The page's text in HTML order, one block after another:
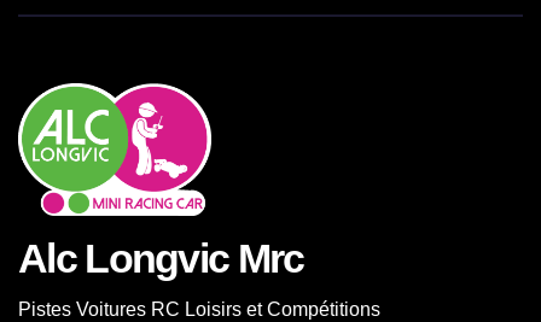
Alc Longvic Mrc
Pistes Voitures RC Loisirs et Compétitions